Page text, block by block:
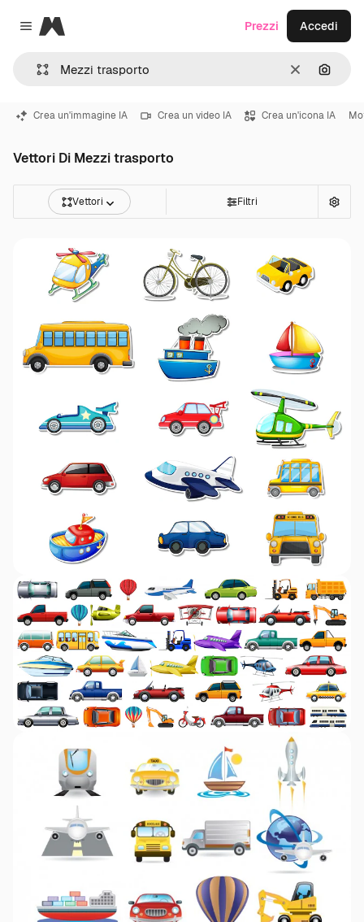
Close menu
Magnific
CancellaCerca
Prezzi Accedi
Crea un'immagine IA Crea un video IA Crea un'icona IA
Vettori Di Mezzi trasporto
Vettori Filtri